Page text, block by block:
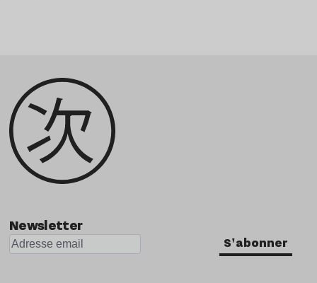
Newsletter
S'abonner